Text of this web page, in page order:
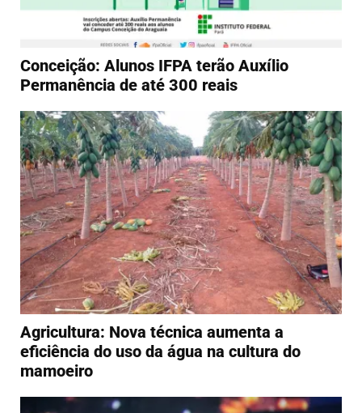
Conceição: Alunos IFPA terão Auxílio
Permanência de até 300 reais
Agricultura: Nova técnica aumenta a
eficiência do uso da água na cultura do
mamoeiro